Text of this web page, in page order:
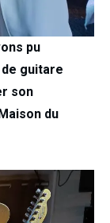
pu
guitare
son
du